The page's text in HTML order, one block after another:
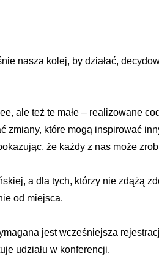
nasza kolej, by działać,
ale też te małe – realizowane
zmiany, które mogą inspirować
że każdy z nas może
a dla tych, którzy nie zdążą
od miejsca.
jest wcześniejsza
udziału w konferencji.